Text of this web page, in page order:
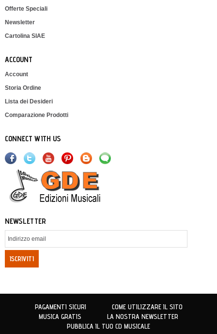
Offerte Speciali
Newsletter
Cartolina SIAE
ACCOUNT
Account
Storia Ordine
Lista dei Desideri
Comparazione Prodotti
CONNECT WITH US
NEWSLETTER
ISCRIVITI
PAGAMENTI SICURI
COME UTILIZZARE IL SITO
MUSICA GRATIS
LA NOSTRA NEWSLETTER
PUBBLICA IL TUO CD MUSICALE